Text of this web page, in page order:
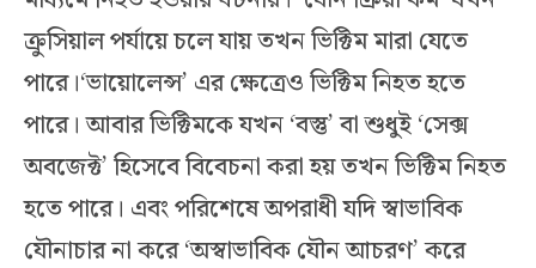
ক্রুসিয়াল পর্যায়ে চলে যায় তখন ভিক্টিম মারা যেতে
পারে।‘ভায়োলেন্স’ এর ক্ষেত্রেও ভিক্টিম নিহত হতে
পারে। আবার ভিক্টিমকে যখন ‘বস্তু’ বা শুধুই ‘সেক্স
অবজেক্ট’ হিসেবে বিবেচনা করা হয় তখন ভিক্টিম নিহত
হতে পারে। এবং পরিশেষে অপরাধী যদি স্বাভাবিক
যৌনাচার না করে ‘অস্বাভাবিক যৌন আচরণ’ করে